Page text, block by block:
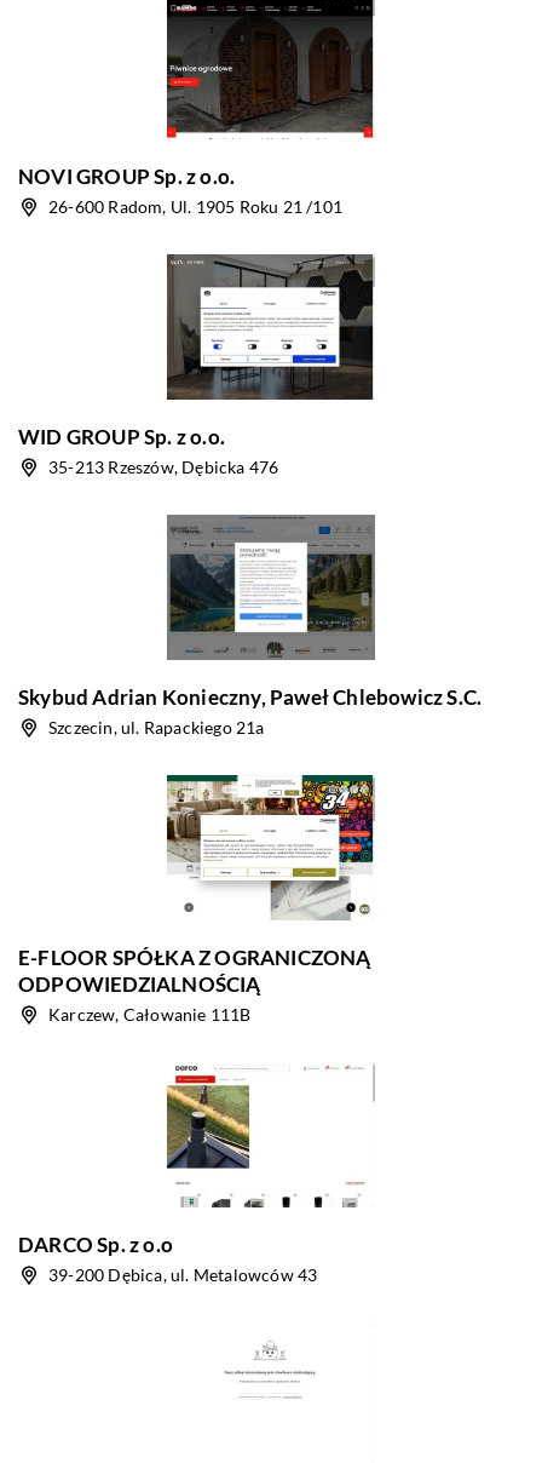
NOVI GROUP Sp. z o.o.
26-600 Radom, Ul. 1905 Roku 21 /101
WID GROUP Sp. z o.o.
35-213 Rzeszów, Dębicka 476
Skybud Adrian Konieczny, Paweł Chlebowicz S.C.
Szczecin, ul. Rapackiego 21a
E-FLOOR SPÓŁKA Z OGRANICZONĄ
ODPOWIEDZIALNOŚCIĄ
Karczew, Całowanie 111B
DARCO Sp. z o.o
39-200 Dębica, ul. Metalowców 43